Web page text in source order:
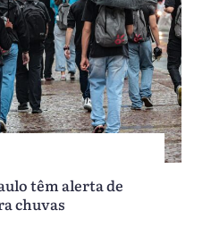
têm alerta de
chuvas